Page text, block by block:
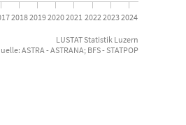
2018201920202021 202220232024
LUSTAT Statistik Luzern
ASTRA - ASTRANA; BFS - STATPOP